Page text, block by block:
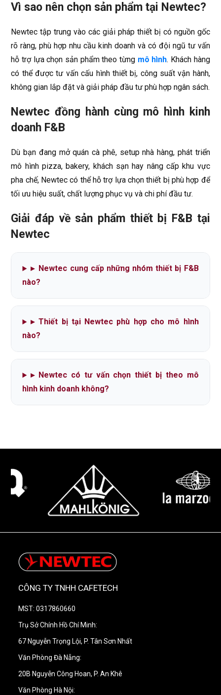
Vì sao nên chọn sản phẩm tại Newtec?
Newtec tập trung vào các giải pháp thiết bị có nguồn gốc
rõ ràng, phù hợp nhu cầu kinh doanh và có đội ngũ tư vấn
hỗ trợ lựa chọn sản phẩm theo từng mô hình. Khách hàng
có thể được tư vấn cấu hình thiết bị, công suất vận hành,
không gian lắp đặt và giải pháp đầu tư phù hợp ngân sách.
Newtec đồng hành cùng mô hình kinh
doanh F&B
Dù bạn đang mở quán cà phê, setup nhà hàng, phát triển
mô hình pizza, bakery, khách sạn hay nâng cấp khu vực
pha chế, Newtec có thể hỗ trợ lựa chọn thiết bị phù hợp để
tối ưu hiệu suất, chất lượng phục vụ và chi phí đầu tư.
Giải đáp về sản phẩm thiết bị F&B tại
Newtec
▸ Newtec cung cấp những nhóm thiết bị F&B
nào?
▸ Thiết bị tại Newtec phù hợp cho mô hình
nào?
▸ Newtec có tư vấn chọn thiết bị theo mô
hình kinh doanh không?
CÔNG TY TNHH CAFETECH
MST: 0317860660
Trụ Sở Chính Hồ Chí Minh:
67 Nguyễn Trọng Lội, P. Tân Sơn Nhất
Văn Phòng Đà Nẵng:
20B Nguyễn Công Hoan, P. An Khê
Văn Phòng Hà Nội: